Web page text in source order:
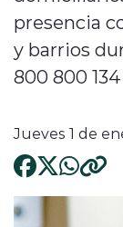
presencia
y barrios
800 800
Jueves 1 de